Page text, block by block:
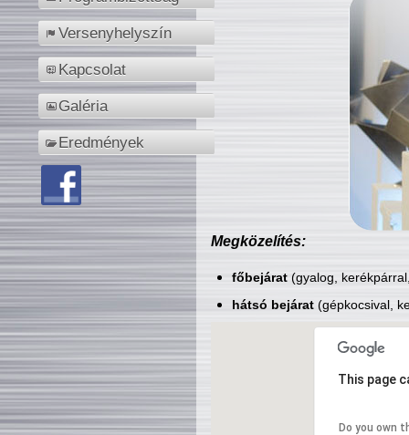
Versenyhelyszín
Kapcsolat
Galéria
Eredmények
Megközelítés:
főbejárat(gyalog,
hátsó bejárat(gépkocsival,
This page
Do you own